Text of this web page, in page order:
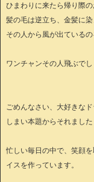
ひまわりに来たら帰り際の
髪の毛は逆立ち、金髪に
その人から風が出ているの
ワンチャンその人飛ぶでし
ごめんなさい、大好きな
しまい本題からそれました
忙しい毎日の中で、笑顔
イスを作っています。